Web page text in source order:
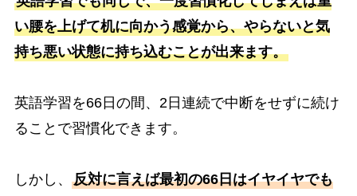
い腰を上げて机に向かう感覚から、やらないと気
持ち悪い状態に持ち込むことが出来ます。
英語学習を66日の間、2日連続で中断をせずに続け
ることで習慣化できます。
しかし、 反対に言えば最初の66日はイヤイヤでも